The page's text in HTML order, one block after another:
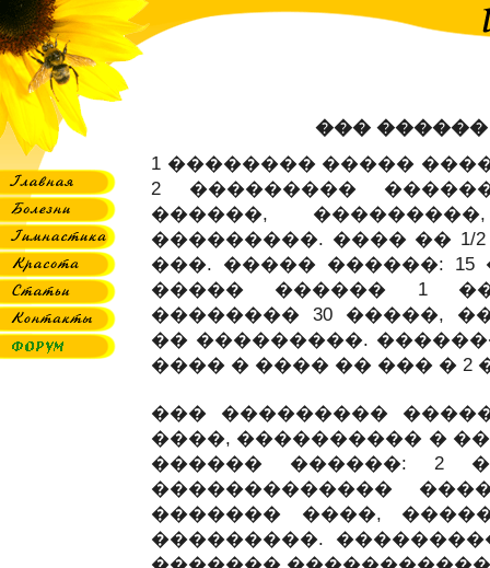
���
1 �������� �����
2 ���������
������,
���������. ���� �� 1/
���. ����� ������:
����� ������ 1
�������� 30 �����,
�� ���������.
���� � ���� �� ��� �
��� ���������
����, ���������� �
������ ������: 2
�������������
������� ����,
���������.